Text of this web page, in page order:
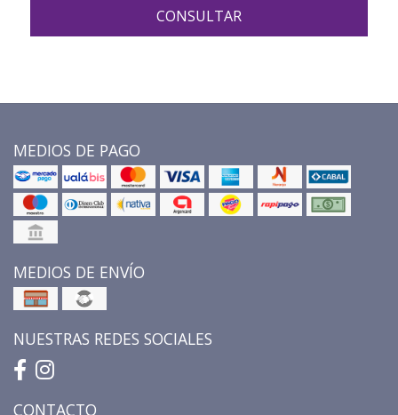
CONSULTAR
MEDIOS DE PAGO
MEDIOS DE ENVÍO
NUESTRAS REDES SOCIALES
CONTACTO